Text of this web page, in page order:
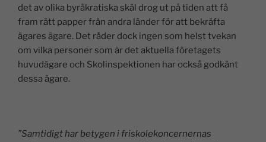
det av olika byråkratiska skäl drog ut på tiden att få
fram rätt papper från andra länder för att bekräfta
ägares ägare. Det råder dock ingen som helst tvekan
om vilka personer som är det aktuella företagets
huvudägare och Skolinspektionen har också godkänt
dessa ägare.
”Samtidigt har betygen i friskolekoncernernas